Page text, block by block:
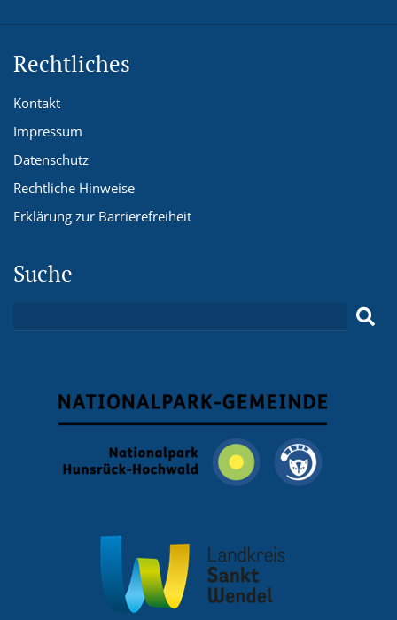
Rechtliches
Kontakt
Impressum
Datenschutz
Rechtliche Hinweise
Erklärung zur Barrierefreiheit
Suche